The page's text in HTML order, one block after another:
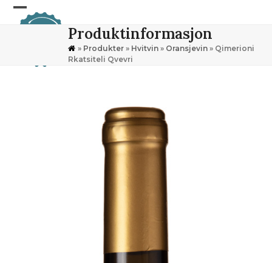
Skip
Open
Close
Produktinformasjon
» Produkter » Hvitvin » Oransjevin » Qimerioni
Rkatsiteli Qvevri